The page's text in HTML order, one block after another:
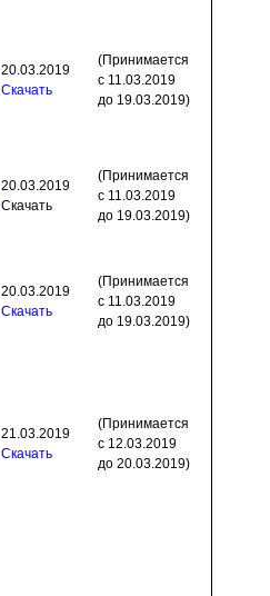
20.03.2019
Скачать
(Принимается
с 11.03.2019
до 19.03.2019)
20.03.2019
Скачать
(Принимается
с 11.03.2019
до 19.03.2019)
20.03.2019
Скачать
(Принимается
с 11.03.2019
до 19.03.2019)
21.03.2019
Скачать
(Принимается
с 12.03.2019
до 20.03.2019)